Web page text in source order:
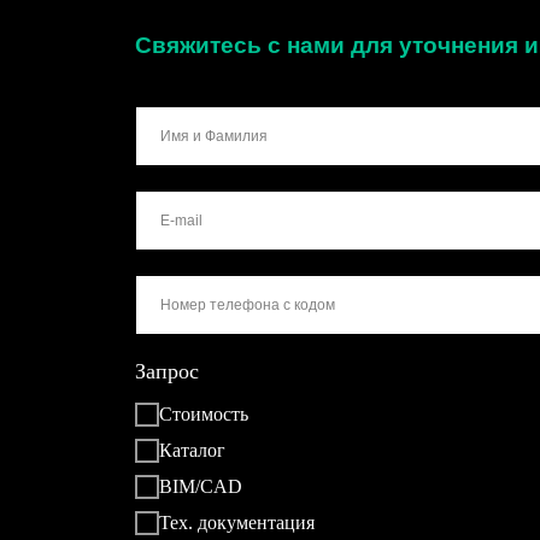
Запрос
Стоимость
Каталог
BIM/CAD
Тех. документация
Свяжитесь с нами для уточнения